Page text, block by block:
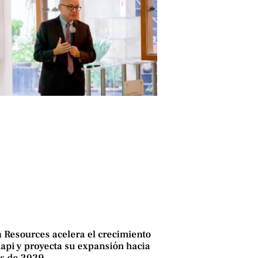
Resources acelera el crecimiento
y proyecta su expansión hacia